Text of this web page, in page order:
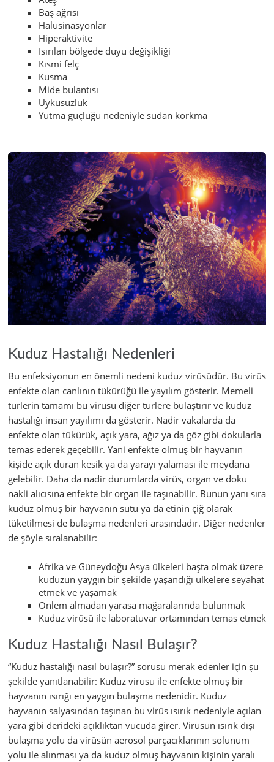
Baş ağrısı
Halüsinasyonlar
Hiperaktivite
Isırılan bölgede duyu değişikliği
Kısmi felç
Kusma
Mide bulantısı
Uykusuzluk
Yutma güçlüğü nedeniyle sudan korkma
Kuduz Hastalığı Nedenleri
Bu enfeksiyonun en önemli nedeni kuduz virüsüdür. Bu virüs
enfekte olan canlının tükürüğü ile yayılım gösterir. Memeli
türlerin tamamı bu virüsü diğer türlere bulaştırır ve kuduz
hastalığı insan yayılımı da gösterir. Nadir vakalarda da
enfekte olan tükürük, açık yara, ağız ya da göz gibi dokularla
temas ederek geçebilir. Yani enfekte olmuş bir hayvanın
kişide açık duran kesik ya da yarayı yalaması ile meydana
gelebilir. Daha da nadir durumlarda virüs, organ ve doku
nakli alıcısına enfekte bir organ ile taşınabilir. Bunun yanı sıra
kuduz olmuş bir hayvanın sütü ya da etinin çiğ olarak
tüketilmesi de bulaşma nedenleri arasındadır. Diğer nedenler
de şöyle sıralanabilir:
Afrika ve Güneydoğu Asya ülkeleri başta olmak üzere
kuduzun yaygın bir şekilde yaşandığı ülkelere seyahat
etmek ve yaşamak
Önlem almadan yarasa mağaralarında bulunmak
Kuduz virüsü ile laboratuvar ortamından temas etmek
Kuduz Hastalığı Nasıl Bulaşır?
“Kuduz hastalığı nasıl bulaşır?” sorusu merak edenler için şu
şekilde yanıtlanabilir: Kuduz virüsü ile enfekte olmuş bir
hayvanın ısırığı en yaygın bulaşma nedenidir. Kuduz
hayvanın salyasından taşınan bu virüs ısırık nedeniyle açılan
yara gibi derideki açıklıktan vücuda girer. Virüsün ısırık dışı
bulaşma yolu da virüsün aerosol parçacıklarının solunum
yolu ile alınması ya da kuduz olmuş hayvanın kişinin yaralı